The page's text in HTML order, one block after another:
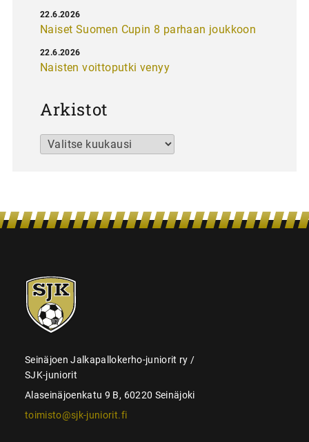
Naiset Suomen Cupin 8 parhaan joukkoon
22.6.2026
Naisten voittoputki venyy
22.6.2026
Arkistot
Arkistot
SJK-
juniorit
Seinäjoen Jalkapallokerho-juniorit ry /
SJK-juniorit
Alaseinäjoenkatu 9 B, 60220 Seinäjoki
toimisto@sjk-juniorit.fi